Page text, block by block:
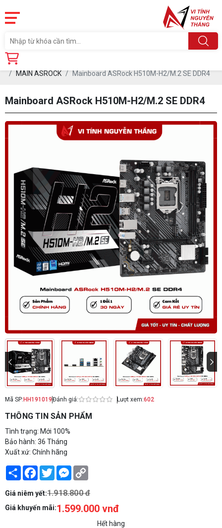
Trang chủ
MAIN ASROCK
Mainboard ASRock H510M-H2/M.2 SE DDR4
Mainboard ASRock H510M-H2/M.2 SE DDR4
Mã SP: HH191019Đánh giá: Lượt xem:602
THÔNG TIN SẢN PHẨM
Tình trạng: Mới 100%
Bảo hành: 36 Tháng
Xuất xứ: Chính hãng
Share Facebook
TwitterMessenger
Giá niêm yết:1.918.800 đ
Giá khuyến mãi:1.599.000 vnđ
Hết hàng